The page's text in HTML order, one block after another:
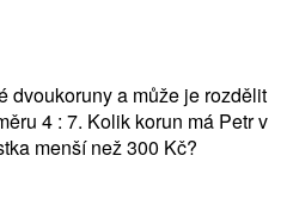
dvoukoruny a může je rozdělit
4 : 7. Kolik korun má Petr v
menší než 300 Kč?